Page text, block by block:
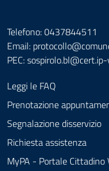
Telefono: 0437844511
Email:
PEC:
Leggi le FAQ
Prenotazione
Segnalazione disservizio
Richiesta assistenza
MyPA - Portale Cittadino